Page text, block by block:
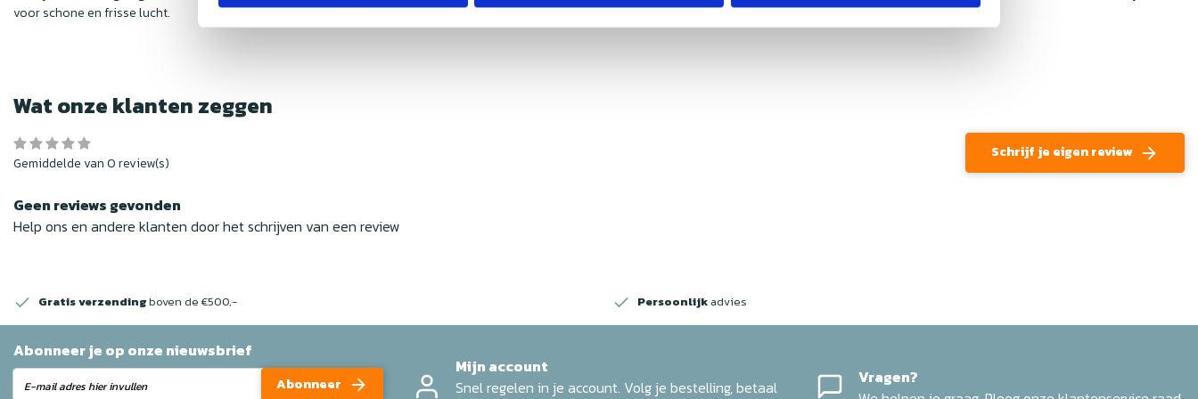
voor schone en frisse lucht.
Wat onze klanten zeggen
Gemiddelde van 0 review(s)
Schrijf je eigen review
Geen reviews gevonden
Help ons en andere klanten door het schrijven van een review
Gratis verzendingboven de €500,- Persoonlijk advies
Abonneer je op onze nieuwsbrief
Abonneer
Mijn account
Snel regelen in je account. Volg je bestelling, betaal
Vragen?